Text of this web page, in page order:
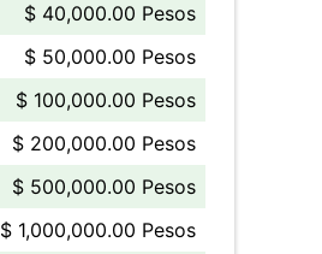
$ 40,000.00 Pesos
$ 50,000.00 Pesos
$ 100,000.00 Pesos
$ 200,000.00 Pesos
$ 500,000.00 Pesos
$ 1,000,000.00 Pesos